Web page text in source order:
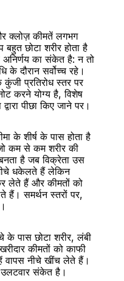
क्लोज़ कीमतें लगभग
छोटा शरीर होता है
का संकेत है: न तो
के दौरान सर्वोच्च रहे।
कुंजी प्रतिरोध स्तर पर
करने योग्य है, विशेष
पीछा किए जाने पर।
के शीर्ष के पास होता है
कम से कम शरीर की
है जब विक्रेता उस
धकेलते हैं लेकिन
लेते हैं और कीमतों को
समर्थन स्तरों पर,
पास छोटा शरीर, लंबी
कीमतों को काफी
वापस नीचे खींच लेते हैं।
उलटवार संकेत है।